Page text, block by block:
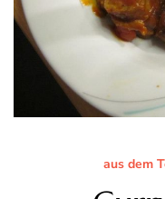
aus dem